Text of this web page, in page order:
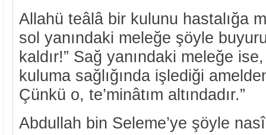
Allahü teâlâ bir kulunu hastalığa
sol yanındaki meleğe şöyle
kaldır!” Sağ yanındaki meleğe
kuluma sağlığında işlediği
Çünkü o, te’minâtım altındadır.”
Abdullah bin Seleme’ye şöyle